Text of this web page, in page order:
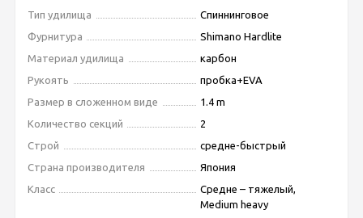
Тип удилища
Спиннинговое
Фурнитура
Shimano Hardlite
Материал удилища
карбон
Рукоять
пробка+EVA
Размер в сложенном виде
1.4 m
Количество секций
2
Строй
средне-быстрый
Страна производителя
Япония
Класс
Средне – тяжелый,
Medium heavy